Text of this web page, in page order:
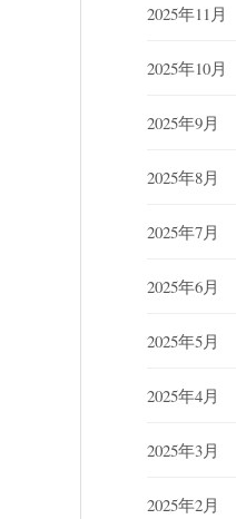
2025年11月
2025年10月
2025年9月
2025年8月
2025年7月
2025年6月
2025年5月
2025年4月
2025年3月
2025年2月